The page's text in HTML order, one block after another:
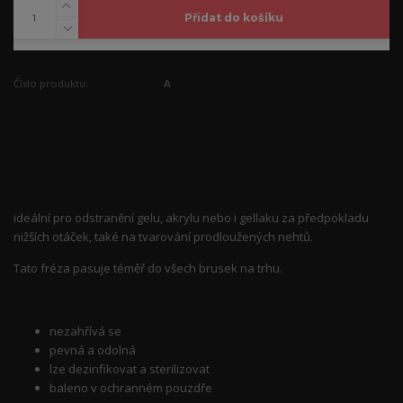
Přidat do košíku
Číslo produktu: A
ideální pro odstranění gelu, akrylu nebo i gellaku za předpokladu
nižších otáček, také na tvarování prodloužených nehtů.
Tato fréza pasuje téměř do všech brusek na trhu.
nezahřívá se
pevná a odolná
lze dezinfikovat a sterilizovat
baleno v ochranném pouzdře